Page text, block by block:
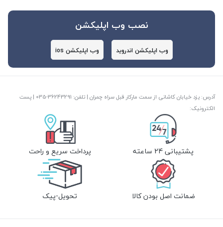
نصب وب اپلیکشن
وب اپلیکشن اندروید وب اپلیکشن ios
آدرس: یزد خیابان کاشانی از سمت مارکار قبل سراه چمران | تلفن: ‎035-36243291 | پست
الکترونیک:
پشتیبانی 24 ساعته پرداخت سریع و راحت
ضمانت اصل بودن کالا تحویل-پیک